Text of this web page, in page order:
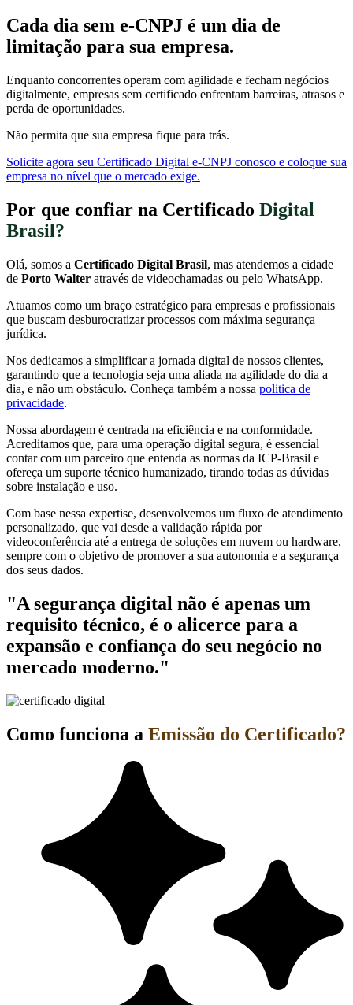
Cada dia sem e-CNPJ é um dia de
limitação para sua empresa.
Enquanto concorrentes operam com agilidade e fecham negócios
digitalmente, empresas sem certificado enfrentam barreiras, atrasos e
perda de oportunidades.
Não permita que sua empresa fique para trás.
Solicite agora seu Certificado Digital e-CNPJ conosco e coloque sua
empresa no nível que o mercado exige.
Por que confiar na Certificado Digital
Brasil?
Olá, somos a Certificado Digital Brasil, mas atendemos a cidade
de Porto Walter através de videochamadas ou pelo WhatsApp.
Atuamos como um braço estratégico para empresas e profissionais
que buscam desburocratizar processos com máxima segurança
jurídica.
Nos dedicamos a simplificar a jornada digital de nossos clientes,
garantindo que a tecnologia seja uma aliada na agilidade do dia a
dia, e não um obstáculo. Conheça também a nossa politica de
privacidade.
Nossa abordagem é centrada na eficiência e na conformidade.
Acreditamos que, para uma operação digital segura, é essencial
contar com um parceiro que entenda as normas da ICP-Brasil e
ofereça um suporte técnico humanizado, tirando todas as dúvidas
sobre instalação e uso.
Com base nessa expertise, desenvolvemos um fluxo de atendimento
personalizado, que vai desde a validação rápida por
videoconferência até a entrega de soluções em nuvem ou hardware,
sempre com o objetivo de promover a sua autonomia e a segurança
dos seus dados.
"A segurança digital não é apenas um
requisito técnico, é o alicerce para a
expansão e confiança do seu negócio no
mercado moderno."
Como funciona a Emissão do Certificado?